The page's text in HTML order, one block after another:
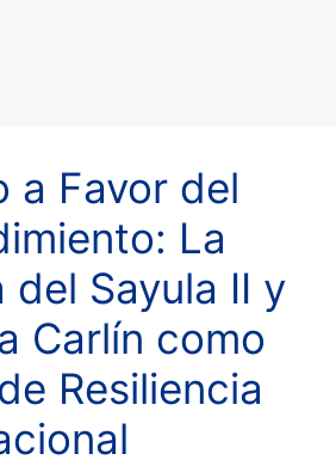
a Favor del
La
del Sayula II y
Carlín como
Resiliencia